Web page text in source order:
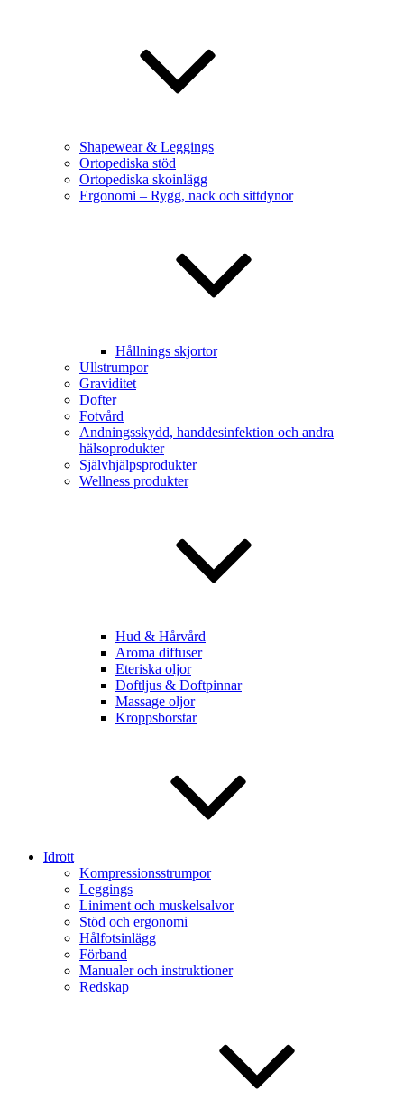
Shapewear & Leggings
Ortopediska stöd
Ortopediska skoinlägg
Ergonomi – Rygg, nack och sittdynor
Hållnings skjortor
Ullstrumpor
Graviditet
Dofter
Fotvård
Andningsskydd, handdesinfektion och andra
hälsoprodukter
Självhjälpsprodukter
Wellness produkter
Hud & Hårvård
Aroma diffuser
Eteriska oljor
Doftljus & Doftpinnar
Massage oljor
Kroppsborstar
Idrott
Kompressionsstrumpor
Leggings
Liniment och muskelsalvor
Stöd och ergonomi
Hålfotsinlägg
Förband
Manualer och instruktioner
Redskap